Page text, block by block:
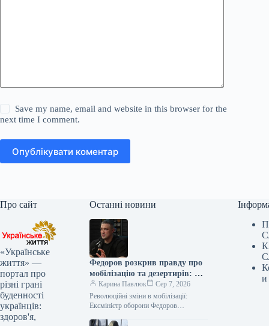
Save my name, email and website in this browser for the
next time I comment.
Опублікувати коментар
Про сайт
«Українське
життя» —
портал про
різні грані
буденності
українців:
здоров'я,
Останні новини
Федоров розкрив правду про
мобілізацію та дезертирів: що
каже ексміністр
Карина Павлюк
Сер 7, 2026
Революційні зміни в мобілізації:
Ексміністр оборони Федоров
и